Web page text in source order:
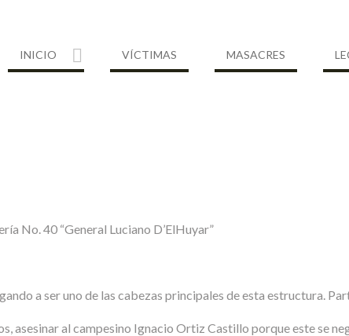
INICIO VÍCTIMAS MASACRES
No. 40 “General Luciano D’ElHuyar”
a ser uno de las cabezas principales de esta estructura.
asesinar al campesino Ignacio Ortiz Castillo porque este se